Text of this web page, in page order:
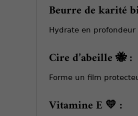
Beurre de karité
Hydrate en
Cire d’abeille 🐝 :
Forme un film
Vitamine E 💛 :